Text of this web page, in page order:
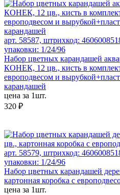
арт. 58587, штрихкод:
упаковки: 1/24/96
Набор цветных карандашей
КОНЕК, 12 цв., кисть в
европодвесом и
карандашей
цена за 1шт.
320 ₽
арт. 58579, штрихкод:
упаковки: 1/24/96
Набор цветных карандашей
картонная коробка с
цена за 1шт.